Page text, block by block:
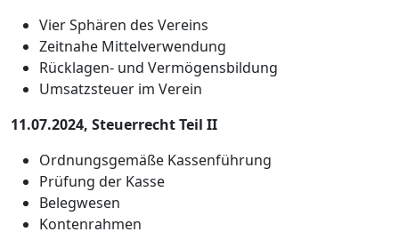
Vier Sphären des Vereins
Zeitnahe Mittelverwendung
Rücklagen- und Vermögensbildung
Umsatzsteuer im Verein
11.07.2024, Steuerrecht Teil II
Ordnungsgemäße Kassenführung
Prüfung der Kasse
Belegwesen
Kontenrahmen